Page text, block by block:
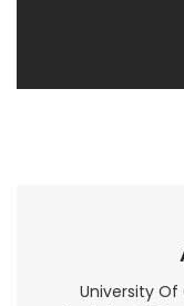
University